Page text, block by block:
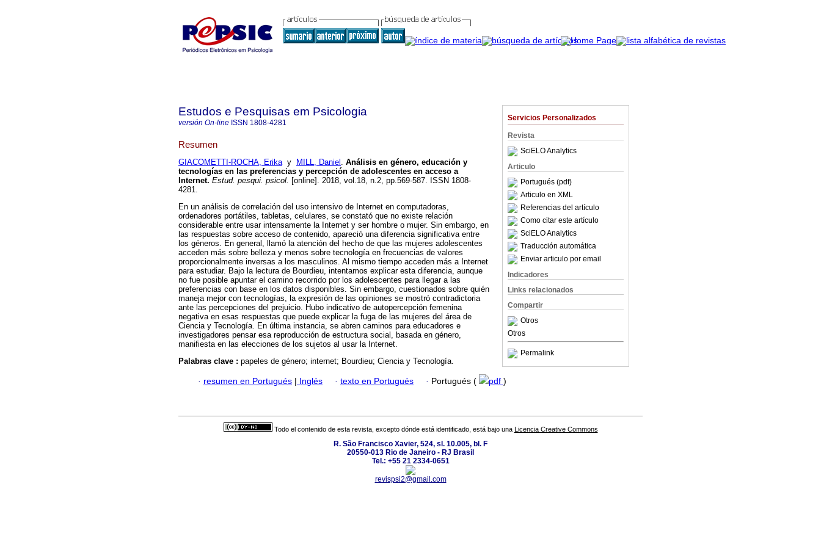
Servicios Personalizados
Revista
SciELO Analytics
Articulo
Portugués (pdf)
Articulo en XML
Referencias del artículo
Como citar este artículo
SciELO Analytics
Traducción automática
Enviar articulo por email
Indicadores
Links relacionados
Compartir
Otros
Otros
Permalink
Estudos e Pesquisas em Psicologia
versión On-line ISSN 1808-4281
Resumen
GIACOMETTI-ROCHA, Erikay MILL, Daniel . Análisis en género, educación y
tecnologías en las preferencias y percepción de adolescentes en acceso a
Internet. Estud. pesqui. psicol. [online]. 2018, vol.18, n.2, pp.569-587. ISSN 1808-
4281.
En un análisis de correlación del uso intensivo de Internet en computadoras,
ordenadores portátiles, tabletas, celulares, se constató que no existe relación
considerable entre usar intensamente la Internet y ser hombre o mujer. Sin embargo, en
las respuestas sobre acceso de contenido, apareció una diferencia significativa entre
los géneros. En general, llamó la atención del hecho de que las mujeres adolescentes
acceden más sobre belleza y menos sobre tecnología en frecuencias de valores
proporcionalmente inversas a los masculinos. Al mismo tiempo acceden más a Internet
para estudiar. Bajo la lectura de Bourdieu, intentamos explicar esta diferencia, aunque
no fue posible apuntar el camino recorrido por los adolescentes para llegar a las
preferencias con base en los datos disponibles. Sin embargo, cuestionados sobre quién
maneja mejor con tecnologías, la expresión de las opiniones se mostró contradictoria
ante las percepciones del prejuicio. Hubo indicativo de autopercepción femenina
negativa en esas respuestas que puede explicar la fuga de las mujeres del área de
Ciencia y Tecnología. En última instancia, se abren caminos para educadores e
investigadores pensar esa reproducción de estructura social, basada en género,
manifiesta en las elecciones de los sujetos al usar la Internet.
Palabras clave : papeles de género; internet; Bourdieu; Ciencia y Tecnología.
· resumen en Portugués | Inglés · texto en Portugués · Portugués ( pdf )
Todo el contenido de esta revista, excepto dónde está identificado, está bajo una Licencia Creative Commons
R. São Francisco Xavier, 524, sl. 10.005, bl. F
20550-013 Rio de Janeiro - RJ Brasil
Tel.: +55 21 2334-0651
revispsi2@gmail.com